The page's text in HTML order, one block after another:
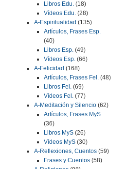
Libros Edu. (18)
Vídeos Edu. (28)
A-Espiritualidad (135)
Artículos, Frases Esp.
(40)
Libros Esp. (49)
Vídeos Esp. (66)
A-Felicidad (168)
Artículos, Frases Fel. (48)
Libros Fel. (69)
Vídeos Fel. (77)
A-Meditación y Silencio (62)
Artículos, Frases MyS
(36)
Libros MyS (26)
Vídeos MyS (30)
A-Reflexiones, Cuentos (59)
Frases y Cuentos (58)